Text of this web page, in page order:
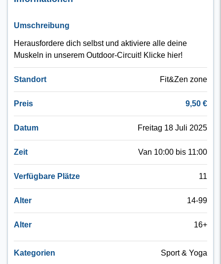
Umschreibung
Herausfordere dich selbst und aktiviere alle deine
Muskeln in unserem Outdoor-Circuit! Klicke hier!
Standort Fit&Zen zone
Preis 9,50 €
Datum Freitag 18 Juli 2025
Zeit Van 10:00 bis 11:00
Verfügbare Plätze 11
Alter 14-99
Alter 16+
Kategorien Sport & Yoga